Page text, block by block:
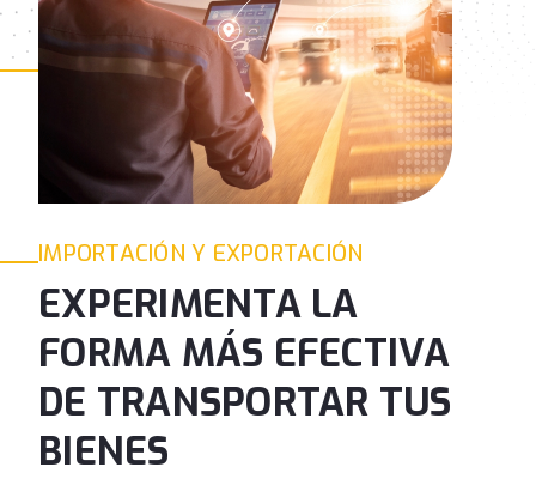
IMPORTACIÓN Y EXPORTACIÓN
EXPERIMENTA LA
FORMA MÁS EFECTIVA
DE TRANSPORTAR TUS
BIENES